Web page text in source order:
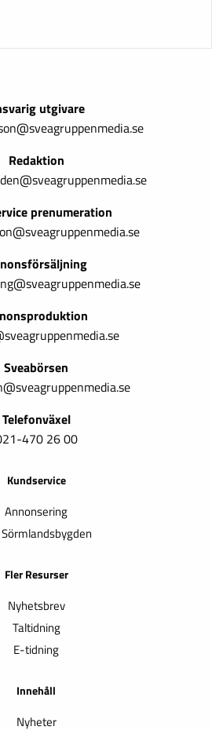
utgivare
Redaktion
prenumeration
Sveabörsen
Telefonväxel
470 26 00
Kundservice
Annonsering
Fler Resurser
Nyhetsbrev
Taltidning
E-tidning
Innehåll
Nyheter